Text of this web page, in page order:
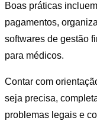
Boas práticas
pagamentos,
softwares de gestão
para médicos.
Contar com
seja precisa,
problemas legais e